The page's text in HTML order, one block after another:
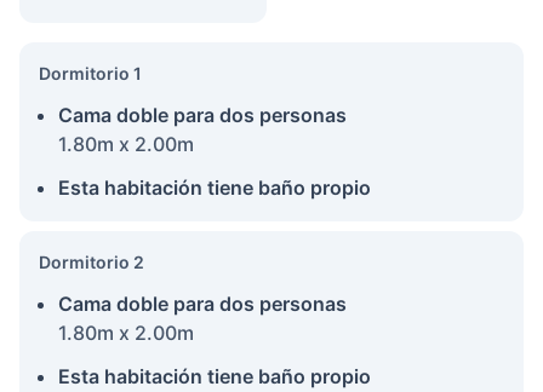
Dormitorio 1
Cama doble para dos personas
1.80m x 2.00m
Esta habitación tiene baño propio
Dormitorio 2
Cama doble para dos personas
1.80m x 2.00m
Esta habitación tiene baño propio